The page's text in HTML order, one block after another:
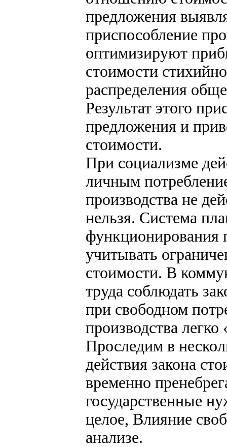
предложения
приспособление
оптимизируют
стоимости
распределения
Результат этого
предложения и
стоимости.
При социализме
личным
производства не
нельзя. Система
функционирования
учитывать
стоимости. В
труда соблюдать
при свободном
производства
Проследим в
действия закона
временно
государственные
целое, Влияние
анализе.